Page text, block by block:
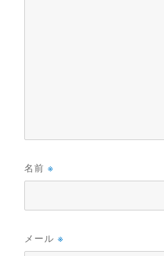
名前※
メール※